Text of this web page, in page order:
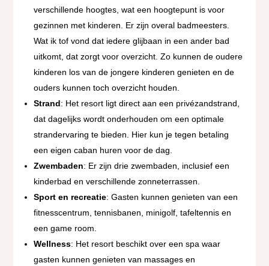
verschillende hoogtes, wat een hoogtepunt is voor
gezinnen met kinderen. Er zijn overal badmeesters.
Wat ik tof vond dat iedere glijbaan in een ander bad
uitkomt, dat zorgt voor overzicht. Zo kunnen de oudere
kinderen los van de jongere kinderen genieten en de
ouders kunnen toch overzicht houden.
Strand: Het resort ligt direct aan een privézandstrand,
dat dagelijks wordt onderhouden om een optimale
strandervaring te bieden. Hier kun je tegen betaling
een eigen caban huren voor de dag.
Zwembaden: Er zijn drie zwembaden, inclusief een
kinderbad en verschillende zonneterrassen.
Sport en recreatie: Gasten kunnen genieten van een
fitnesscentrum, tennisbanen, minigolf, tafeltennis en
een game room​.
Wellness: Het resort beschikt over een spa waar
gasten kunnen genieten van massages en